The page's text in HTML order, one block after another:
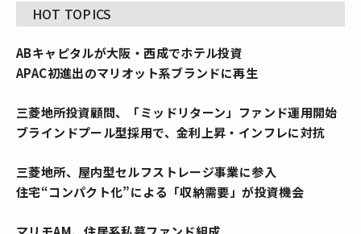
HOT TOPICS
ABキャピタルが大阪・西成でホテル投資
APAC初進出のマリオット系ブランドに再生
三菱地所投資顧問、「ミッドリターン」ファンド運用開始
ブラインドプール型採用で、金利上昇・インフレに対抗
三菱地所、屋内型セルフストレージ事業に参入
住宅“コンパクト化”による「収納需要」が投資機会